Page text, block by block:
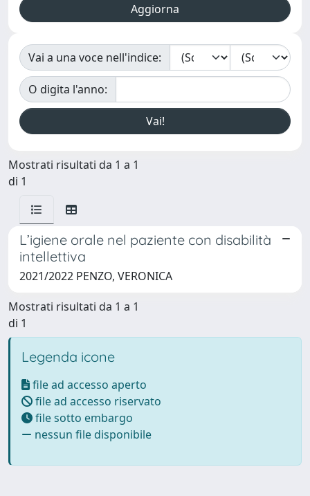
Vai a una voce nell'indice:
O digita l'anno:
Mostrati risultati da 1 a 1
di 1
L’igiene orale nel paziente con disabilità
intellettiva
2021/2022 PENZO, VERONICA
Mostrati risultati da 1 a 1
di 1
Legenda icone
file ad accesso aperto
file ad accesso riservato
file sotto embargo
nessun file disponibile